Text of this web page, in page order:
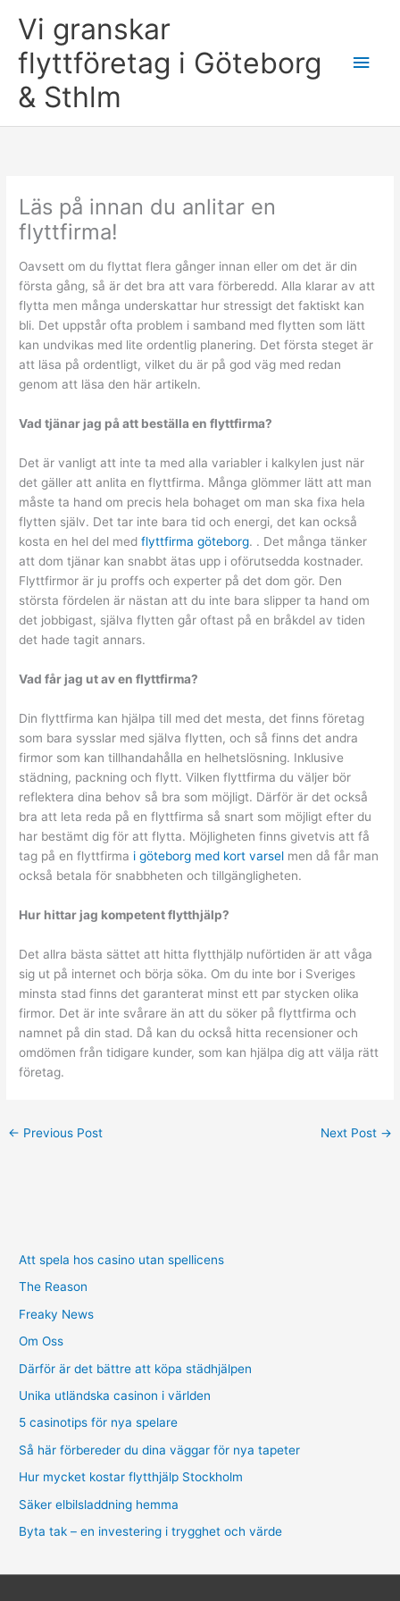
content
Vi granskar
flyttföretag i Göteborg
& Sthlm
Main
Läs på innan du anlitar en
flyttfirma!
Oavsett om du flyttat flera gånger innan eller om det är din
första gång, så är det bra att vara förberedd. Alla klarar av att
flytta men många underskattar hur stressigt det faktiskt kan
bli. Det uppstår ofta problem i samband med flytten som lätt
kan undvikas med lite ordentlig planering. Det första steget är
att läsa på ordentligt, vilket du är på god väg med redan
genom att läsa den här artikeln.
Vad tjänar jag på att beställa en flyttfirma?
Det är vanligt att inte ta med alla variabler i kalkylen just när
det gäller att anlita en flyttfirma. Många glömmer lätt att man
måste ta hand om precis hela bohaget om man ska fixa hela
flytten själv. Det tar inte bara tid och energi, det kan också
kosta en hel del medflyttfirma göteborg. . Det många tänker
att dom tjänar kan snabbt ätas upp i oförutsedda kostnader.
Flyttfirmor är ju proffs och experter på det dom gör. Den
största fördelen är nästan att du inte bara slipper ta hand om
det jobbigast, själva flytten går oftast på en bråkdel av tiden
det hade tagit annars.
Vad får jag ut av en flyttfirma?
Din flyttfirma kan hjälpa till med det mesta, det finns företag
som bara sysslar med själva flytten, och så finns det andra
firmor som kan tillhandahålla en helhetslösning. Inklusive
städning, packning och flytt. Vilken flyttfirma du väljer bör
reflektera dina behov så bra som möjligt. Därför är det också
bra att leta reda på en flyttfirma så snart som möjligt efter du
har bestämt dig för att flytta. Möjligheten finns givetvis att få
tag på en flyttfirma i göteborg med kort varsel men då får man
också betala för snabbheten och tillgängligheten.
Hur hittar jag kompetent flytthjälp?
Det allra bästa sättet att hitta flytthjälp nuförtiden är att våga
sig ut på internet och börja söka. Om du inte bor i Sveriges
minsta stad finns det garanterat minst ett par stycken olika
firmor. Det är inte svårare än att du söker på flyttfirma och
namnet på din stad. Då kan du också hitta recensioner och
omdömen från tidigare kunder, som kan hjälpa dig att välja rätt
företag.
← Previous Post Next Post →
Att spela hos casino utan spellicens
The Reason
Freaky News
Om Oss
Därför är det bättre att köpa städhjälpen
Unika utländska casinon i världen
5 casinotips för nya spelare
Så här förbereder du dina väggar för nya tapeter
Hur mycket kostar flytthjälp Stockholm
Säker elbilsladdning hemma
Byta tak – en investering i trygghet och värde